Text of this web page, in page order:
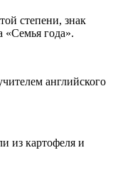
степени, знак
«Семья года».
английского
из картофеля и